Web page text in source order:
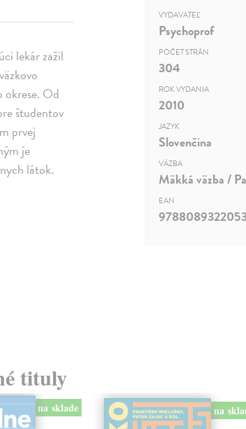
lekár zažil
Od
študentov
prvej
je
látok.
VYDAVATEĽ
Psychoprof
POČET STRÁN
304
ROK VYDANIA
2010
JAZYK
Slovenčina
VÄZBA
Mäkká väzba /
EAN
tituly
na sklade na